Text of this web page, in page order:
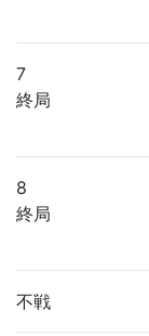
7
終局
8
終局
不戦